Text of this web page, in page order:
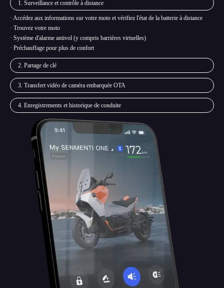
1. Surveillance et contrôle à distance
· Accédez aux informations sur votre moto et vérifiez l'état de la batterie à distance
· Trouvez votre moto
· Système d'alarme antivol (y compris barrières virtuelles)
· Préchauffage pour plus de confort
2. Partage de clé
3. Transfert vidéo de caméra embarquée OTA
4. Enregistrements et historique de conduite